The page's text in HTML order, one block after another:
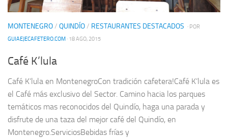
MONTENEGRO/ QUINDÍO/ RESTAURANTES DESTACADOS · POR
GUIAEJECAFETERO.COM · 18 AGO, 2015
Café K’lula
Café K’lula en MontenegroCon tradición cafetera!Café K’lula es
el Café más exclusivo del Sector. Camino hacia los parques
temáticos mas reconocidos del Quindío, haga una parada y
disfrute de una taza del mejor café del Quindío, en
Montenegro.ServiciosBebidas frías y